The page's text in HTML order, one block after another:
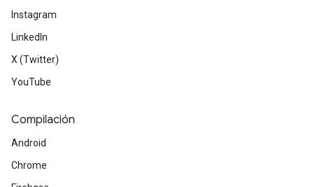
Instagram
LinkedIn
X (Twitter)
YouTube
Compilación
Android
Chrome